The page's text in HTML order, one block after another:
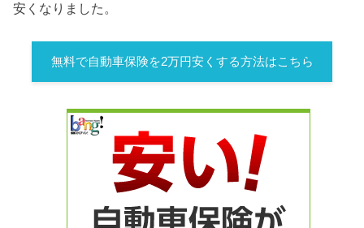
安くなりました。
無料で自動車保険を2万円安くする方法はこちら